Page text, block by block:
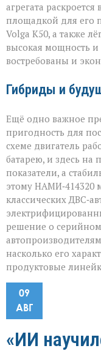
агрегата
площадкой для его
Volga К50, а также
высокая мощность
востребованы и
Гибриды и
Ещё одно важное
пригодность для
схеме двигатель
батарею, и здесь
показатели, а
этому НАМИ‑414320
классических
решение о
насколько его
продуктовые
09
АВГ
«ИИ